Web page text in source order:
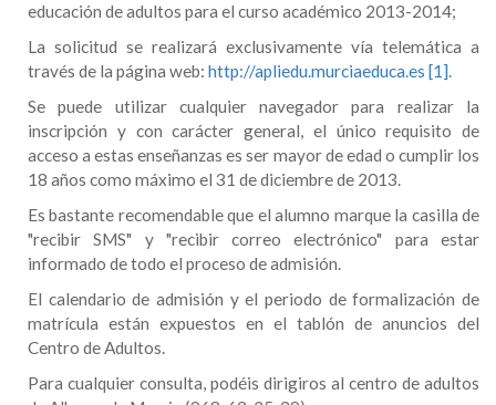
educación de adultos para el curso académico 2013-2014;
La solicitud se realizará exclusivamente vía telemática a
través de la página web: http://apliedu.murciaeduca.es [1].
Se puede utilizar cualquier navegador para realizar la
inscripción y con carácter general, el único requisito de
acceso a estas enseñanzas es ser mayor de edad o cumplir los
18 años como máximo el 31 de diciembre de 2013.
Es bastante recomendable que el alumno marque la casilla de
"recibir SMS" y "recibir correo electrónico" para estar
informado de todo el proceso de admisión.
El calendario de admisión y el periodo de formalización de
matrícula están expuestos en el tablón de anuncios del
Centro de Adultos.
Para cualquier consulta, podéis dirigiros al centro de adultos